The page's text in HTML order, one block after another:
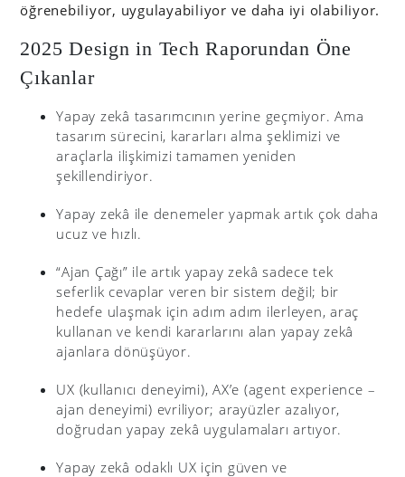
öğrenebiliyor, uygulayabiliyor ve daha iyi olabiliyor.
2025 Design in Tech Raporundan Öne
Çıkanlar
Yapay zekâ tasarımcının yerine geçmiyor. Ama
tasarım sürecini, kararları alma şeklimizi ve
araçlarla ilişkimizi tamamen yeniden
şekillendiriyor.
Yapay zekâ ile denemeler yapmak artık çok daha
ucuz ve hızlı.
“Ajan Çağı” ile artık yapay zekâ sadece tek
seferlik cevaplar veren bir sistem değil; bir
hedefe ulaşmak için adım adım ilerleyen, araç
kullanan ve kendi kararlarını alan yapay zekâ
ajanlara dönüşüyor.
UX (kullanıcı deneyimi), AX’e (agent experience –
ajan deneyimi) evriliyor; arayüzler azalıyor,
doğrudan yapay zekâ uygulamaları artıyor.
Yapay zekâ odaklı UX için güven ve